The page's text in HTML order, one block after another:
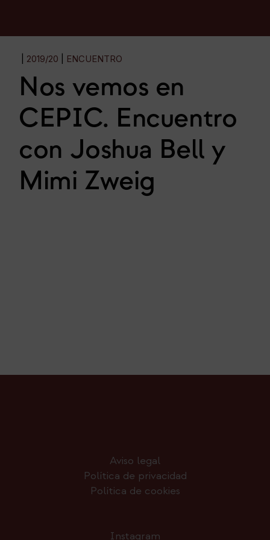
2019/20 ENCUENTRO
Nos vemos en
CEPIC. Encuentro
con Joshua Bell y
Mimi Zweig
Aviso legal
Política de privacidad
Política de cookies
Instagram